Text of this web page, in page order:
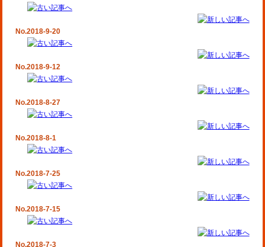
No.2018-9-20
No.2018-9-12
No.2018-8-27
No.2018-8-1
No.2018-7-25
No.2018-7-15
No.2018-7-3